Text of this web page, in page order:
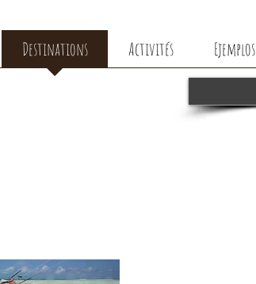
Destinations Activités Ejemplos